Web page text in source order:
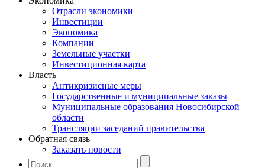
Отрасли экономики
Инвестиции
Экономика
Компании
Земельные участки
Инвестиционная карта
Власть
Антикризисные меры
Государственные и муниципальные заказы
Муниципальные образования Новосибирской
области
Трансляции заседаний правительства
Обратная связь
Заказать новости